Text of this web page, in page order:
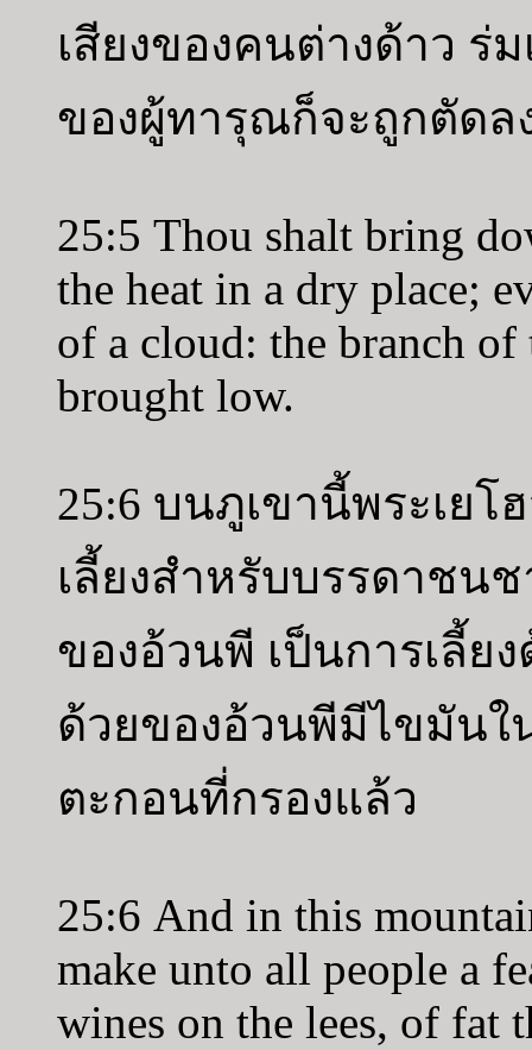
เสียงของคนต่างด้าว ร่
ของผู้ทารุณก็จะถูกตัด
25:5 Thou shalt bring
the heat in a dry place;
of a cloud: the branch
brought low.
25:6 บนภูเขานี้พระเยโ
เลี้ยงสำหรับบรรดาชน
ของอ้วนพี เป็นการเลี้ย
ด้วยของอ้วนพีมีไขมันใ
ตะกอนที่กรองแล้ว
25:6 And in this
make unto all people a
wines on the lees, of fat